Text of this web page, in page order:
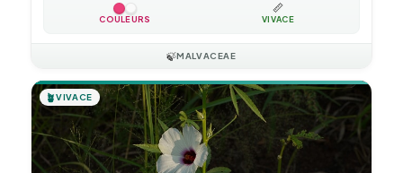
COULEURS
📏
VIVACE
🍃MALVACEAE
🪴VIVACE